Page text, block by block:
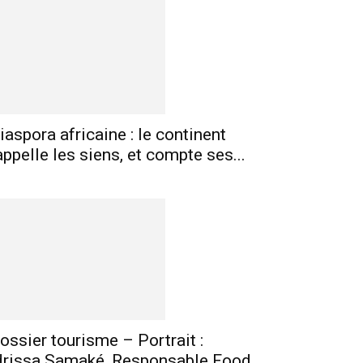
Telegram
africaine : le continent
les siens, et compte ses...
tourisme – Portrait :